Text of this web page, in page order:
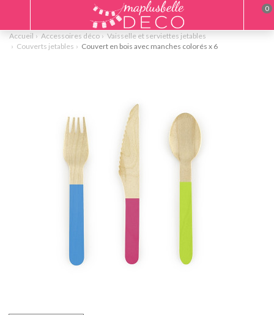
Accueil Accessoires déco
Vaisselle et serviettes jetables
Couverts jetables
Couvert en bois avec manches colorés x 6
0